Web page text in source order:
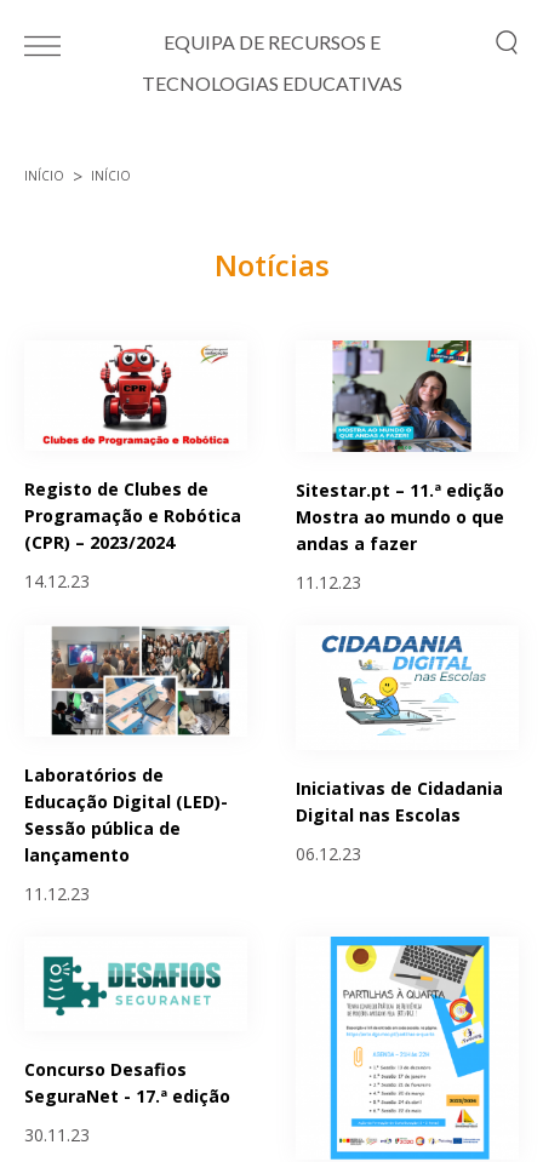
EQUIPA DE RECURSOS E
TECNOLOGIAS EDUCATIVAS
INÍCIO INÍCIO
Notícias
Registo de Clubes de
Programação e Robótica
(CPR) – 2023/2024
14.12.23
Sitestar.pt – 11.ª edição
Mostra ao mundo o que
andas a fazer
11.12.23
Laboratórios de
Educação Digital (LED)-
Sessão pública de
lançamento
11.12.23
Iniciativas de Cidadania
Digital nas Escolas
06.12.23
Concurso Desafios
SeguraNet - 17.ª edição
30.11.23
Páginas